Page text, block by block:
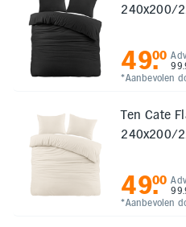
240x200/
*Aanbevolen
49.
00
Ten Cate
240x200/
*Aanbevolen
49.
00